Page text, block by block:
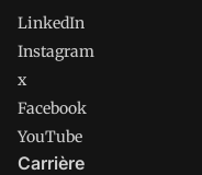
LinkedIn
Instagram
x
Facebook
YouTube
Carrière